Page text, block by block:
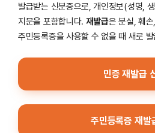
발급받는 신분증으로, 개인정보(성명,
지문을 포함합니다. 재발급은 분실, 훼
주민등록증을 사용할 수 없을 때 새로
민증 재발급
주민등록증 재발